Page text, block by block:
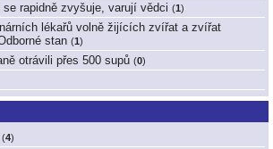
rapidně zvyšuje, varují vědci (1 )
lékařů volně žijících zvířat a zvířat
stan (1 )
otrávili přes 500 supů (0)
(4)